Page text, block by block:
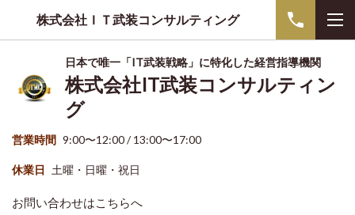
株式会社ＩＴ武装コンサルティング
日本で唯一「IT武装戦略」に特化した経営指導機関
株式会社IT武装コンサルティン
グ
営業時間 9:00〜12:00 / 13:00〜17:00
休業日 土曜・日曜・祝日
お問い合わせはこちらへ